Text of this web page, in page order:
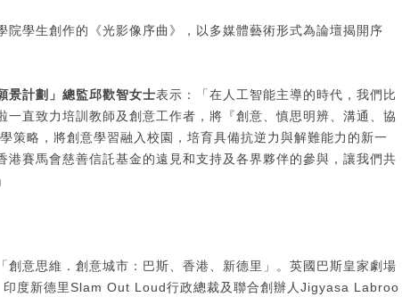
院學生創作的《光影像序曲》，以多媒體藝術形式為論壇揭開序
景計劃」總監邱歡智女士表示：「在人工智能主導的時代，我們比
一直致力培訓教師及創意工作者，將『創意、慎思明辨、溝通、協
策略，將創意學習融入校園，培育具備抗逆力與解難能力的新一
賽馬會慈善信託基金的遠見和支持及各界夥伴的參與，讓我們共
意思維．創意城市：巴斯、香港、新德里」。英國巴斯皇家劇場
度新德里Slam Out Loud行政總裁及聯合創辦人Jigyasa Labroo